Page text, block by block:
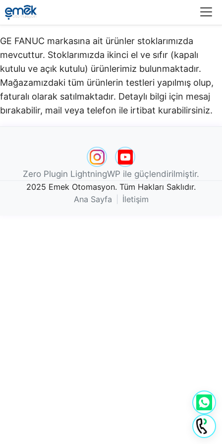
GE FANUC markasına ait ürünler stoklarımızda
mevcuttur. Stoklarımızda ikinci el ve sıfır (kapalı
kutulu ve açık kutulu) ürünlerimiz bulunmaktadır.​
Mağazamızdaki tüm ürünlerin testleri yapılmış olup,
faturalı olarak satılmaktadır. Detaylı bilgi için mesaj
bırakabilir, mail veya telefon ile irtibat kurabilirsiniz.
Zero Plugin LightningWP ile güçlendirilmiştir.
2025 Emek Otomasyon. Tüm Hakları Saklıdır.
Ana Sayfa
İletişim